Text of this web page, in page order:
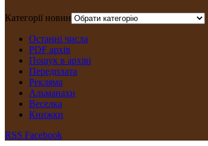
Категорії новин
Останні числа
PDF архів
Пошук в архіві
Передплата
Рекляма
Альманахи
Веселка
Книжки
RSS Facebook